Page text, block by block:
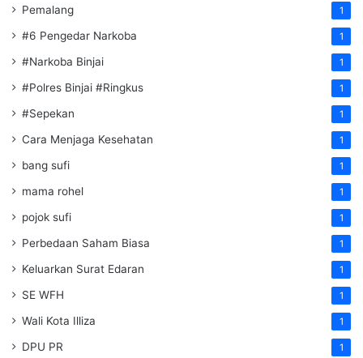
Pemalang 1
#6 Pengedar Narkoba 1
#Narkoba Binjai 1
#Polres Binjai #Ringkus 1
#Sepekan 1
Cara Menjaga Kesehatan 1
bang sufi 1
mama rohel 1
pojok sufi 1
Perbedaan Saham Biasa 1
Keluarkan Surat Edaran 1
SE WFH 1
Wali Kota Illiza 1
DPU PR 1